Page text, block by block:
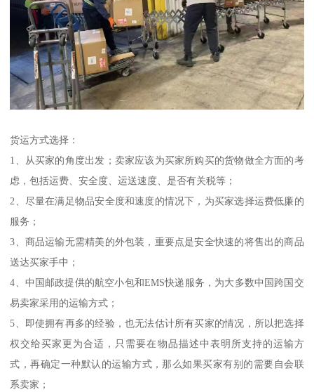
货运方式选择：
1、从买家的角度出发；卖家应该为买家所购买的货物做全方面的考
虑，包括运费、安全度、运送速度、是否有关税等；
2、尽量在满足物品安全度和速度的情况下，为买家选择运费低廉的
服务；
3、商品运输无需精美的外包装，重要点是安全快速的将售出的商品
送达买家手中；
4、中国邮政提供的航空小包和EMS快递服务，为大多数中国跨国交
易卖家采用的运输方式；
5、即使拥有再多的经验，也无法估计所有买家的情况，所以把选择
权交给买家更为合适，只需要在物品描述中表明所支持的运输方
式，再确定一种默认的运输方式，那么如果买家有别的需要自会联
系卖家；